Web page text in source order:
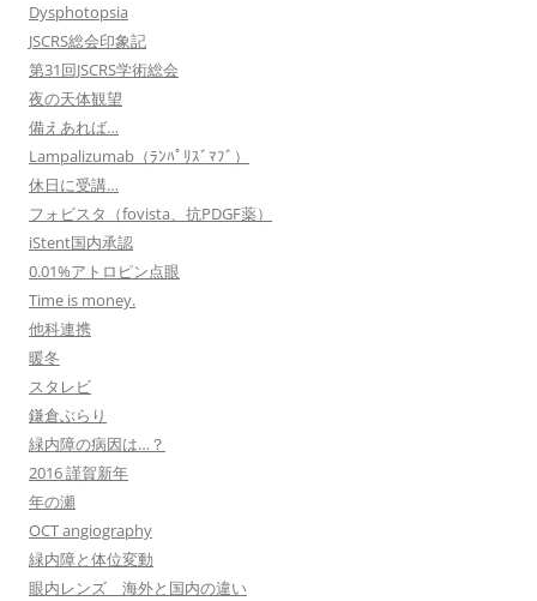
Dysphotopsia
JSCRS総会印象記
第31回JSCRS学術総会
夜の天体観望
備えあれば…
Lampalizumab（ﾗﾝﾊﾟﾘｽﾞﾏﾌﾞ）
休日に受講…
フォビスタ（fovista、抗PDGF薬）
iStent国内承認
0.01%アトロピン点眼
Time is money.
他科連携
暖冬
スタレビ
鎌倉ぶらり
緑内障の病因は…？
2016 謹賀新年
年の瀬
OCT angiography
緑内障と体位変動
眼内レンズ 海外と国内の違い